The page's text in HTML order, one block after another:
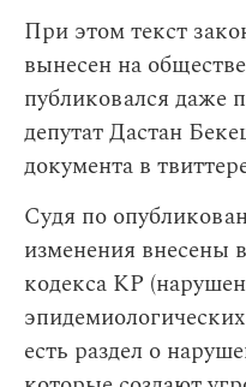
При этом текст
вынесен на
публиковался даже
депутат Дастан
документа в
Судя по
изменения внесены
кодекса КР
есть раздел о